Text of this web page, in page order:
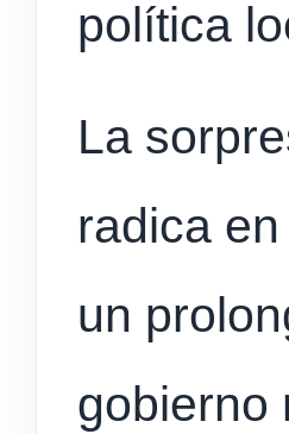
política
La
radica
un
gobierno